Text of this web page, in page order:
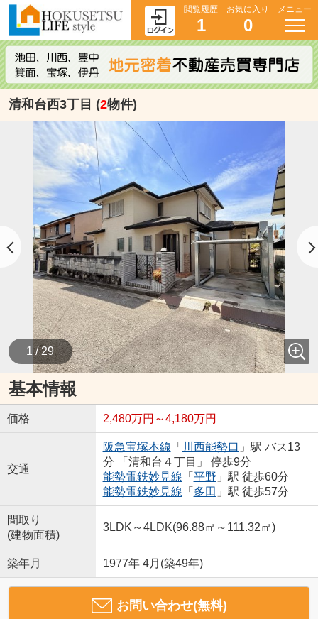
閲覧履歴
1
お気に入り
0
メニュー
清和台西3丁目 (2物件)
1 / 29
基本情報
価格 2,480万円～4,180万円
交通
阪急宝塚本線 「 川西能勢口 」駅 バス13
分 「清和台４丁目」 停歩9分
能勢電鉄妙見線 「 平野 」駅 徒歩60分
能勢電鉄妙見線 「 多田 」駅 徒歩57分
間取り
(建物面積)
3LDK～4LDK(96.88㎡～111.32㎡)
築年月 1977年 4月(築49年)
お問い合わせ(無料)